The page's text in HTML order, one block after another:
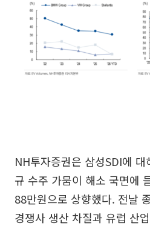
NH투자증권은 삼성SDI에
규 수주 가뭄이 해소 국면에
88만원으로 상향했다. 전날
경쟁사 생산 차질과 유럽 산